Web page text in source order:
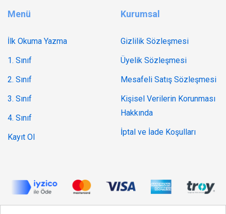
Menü
İlk Okuma Yazma
1. Sınıf
2. Sınıf
3. Sınıf
4. Sınıf
Kayıt Ol
Kurumsal
Gizlilik Sözleşmesi
Üyelik Sözleşmesi
Mesafeli Satış Sözleşmesi
Kişisel Verilerin Korunması
Hakkında
İptal ve İade Koşulları